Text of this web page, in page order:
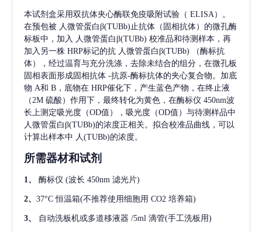
本试剂盒采用双抗体夹心酶联免疫吸附试验（ ELISA）。
在预包被 人微管蛋白β(TUBb) 止抗体（固相抗体）的微孔酶
标板中，加入
人微管蛋白β(TUBb) 校准品和待测样本，再
加入另一株 HRP标记的抗 人微管蛋白β(TUBb)
（酶标抗
体），经过温育与充分洗涤，去除未结合的组分，在微孔板
固相表面形成固相抗体 -抗原-酶标抗体的夹心复合物。加底
物 A和 B，底物在 HRP催化下，产生蓝色产物，在终止液
（2M 硫酸）作用下，最终转化为黄色，在酶标仪 450nm波
长上测定吸光度（OD值），吸光度（OD值）与待测样品中
人微管蛋白β(TUBb)的浓度正相关。拟合校准品曲线，可以
计算出样本中 人(TUBb)的浓度。
所需器材和试剂
1、 酶标仪 (波长 450nm 滤光片)
2、 37°C 恒温箱(不推荐使用细胞用 CO2 培养箱)
3、 自动洗板机或多道移液器 /5ml 滴管(手工洗板用)